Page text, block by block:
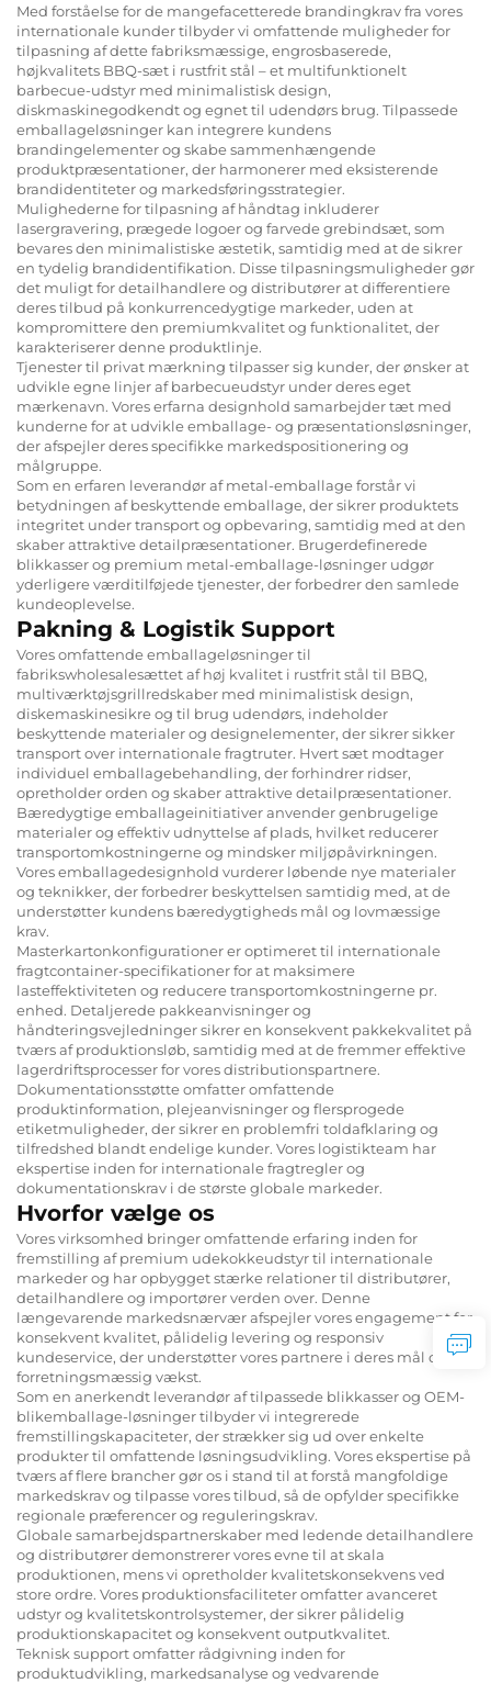
Med forståelse for de mangefacetterede brandingkrav fra vores
internationale kunder tilbyder vi omfattende muligheder for
tilpasning af dette fabriksmæssige, engrosbaserede,
højkvalitets BBQ-sæt i rustfrit stål – et multifunktionelt
barbecue-udstyr med minimalistisk design,
diskmaskinegodkendt og egnet til udendørs brug. Tilpassede
emballageløsninger kan integrere kundens
brandingelementer og skabe sammenhængende
produktpræsentationer, der harmonerer med eksisterende
brandidentiteter og markedsføringsstrategier.
Mulighederne for tilpasning af håndtag inkluderer
lasergravering, prægede logoer og farvede grebindsæt, som
bevares den minimalistiske æstetik, samtidig med at de sikrer
en tydelig brandidentifikation. Disse tilpasningsmuligheder gør
det muligt for detailhandlere og distributører at differentiere
deres tilbud på konkurrencedygtige markeder, uden at
kompromittere den premiumkvalitet og funktionalitet, der
karakteriserer denne produktlinje.
Tjenester til privat mærkning tilpasser sig kunder, der ønsker at
udvikle egne linjer af barbecueudstyr under deres eget
mærkenavn. Vores erfarna designhold samarbejder tæt med
kunderne for at udvikle emballage- og præsentationsløsninger,
der afspejler deres specifikke markedspositionering og
målgruppe.
Som en erfaren leverandør af metal-emballage forstår vi
betydningen af beskyttende emballage, der sikrer produktets
integritet under transport og opbevaring, samtidig med at den
skaber attraktive detailpræsentationer. Brugerdefinerede
blikkasser og premium metal-emballage-løsninger udgør
yderligere værditilføjede tjenester, der forbedrer den samlede
kundeoplevelse.
Pakning & Logistik Support
Vores omfattende emballageløsninger til
fabrikswholesalesættet af høj kvalitet i rustfrit stål til BBQ,
multiværktøjsgrillredskaber med minimalistisk design,
diskemaskinesikre og til brug udendørs, indeholder
beskyttende materialer og designelementer, der sikrer sikker
transport over internationale fragtruter. Hvert sæt modtager
individuel emballagebehandling, der forhindrer ridser,
opretholder orden og skaber attraktive detailpræsentationer.
Bæredygtige emballageinitiativer anvender genbrugelige
materialer og effektiv udnyttelse af plads, hvilket reducerer
transportomkostningerne og mindsker miljøpåvirkningen.
Vores emballagedesignhold vurderer løbende nye materialer
og teknikker, der forbedrer beskyttelsen samtidig med, at de
understøtter kundens bæredygtigheds mål og lovmæssige
krav.
Masterkartonkonfigurationer er optimeret til internationale
fragtcontainer-specifikationer for at maksimere
lasteffektiviteten og reducere transportomkostningerne pr.
enhed. Detaljerede pakkeanvisninger og
håndteringsvejledninger sikrer en konsekvent pakkekvalitet på
tværs af produktionsløb, samtidig med at de fremmer effektive
lagerdriftsprocesser for vores distributionspartnere.
Dokumentationsstøtte omfatter omfattende
produktinformation, plejeanvisninger og flersprogede
etiketmuligheder, der sikrer en problemfri toldafklaring og
tilfredshed blandt endelige kunder. Vores logistikteam har
ekspertise inden for internationale fragtregler og
dokumentationskrav i de største globale markeder.
Hvorfor vælge os
Vores virksomhed bringer omfattende erfaring inden for
fremstilling af premium udekokkeudstyr til internationale
markeder og har opbygget stærke relationer til distributører,
detailhandlere og importører verden over. Denne
længevarende markedsnærvær afspejler vores engagement for
konsekvent kvalitet, pålidelig levering og responsiv
kundeservice, der understøtter vores partnere i deres mål om
forretningsmæssig vækst.
Som en anerkendt leverandør af tilpassede blikkasser og OEM-
blikemballage-løsninger tilbyder vi integrerede
fremstillingskapaciteter, der strækker sig ud over enkelte
produkter til omfattende løsningsudvikling. Vores ekspertise på
tværs af flere brancher gør os i stand til at forstå mangfoldige
markedskrav og tilpasse vores tilbud, så de opfylder specifikke
regionale præferencer og reguleringskrav.
Globale samarbejdspartnerskaber med ledende detailhandlere
og distributører demonstrerer vores evne til at skala
produktionen, mens vi opretholder kvalitetskonsekvens ved
store ordre. Vores produktionsfaciliteter omfatter avanceret
udstyr og kvalitetskontrolsystemer, der sikrer pålidelig
produktionskapacitet og konsekvent outputkvalitet.
Teknisk support omfatter rådgivning inden for
produktudvikling, markedsanalyse og vedvarende